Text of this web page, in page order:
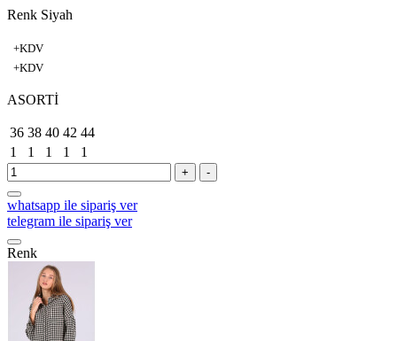
Renk Siyah
+KDV
+KDV
ASORTİ
36 38 40 42 44
1
1 1 1 1
+ -
whatsapp ile sipariş ver
telegram ile sipariş ver
Renk